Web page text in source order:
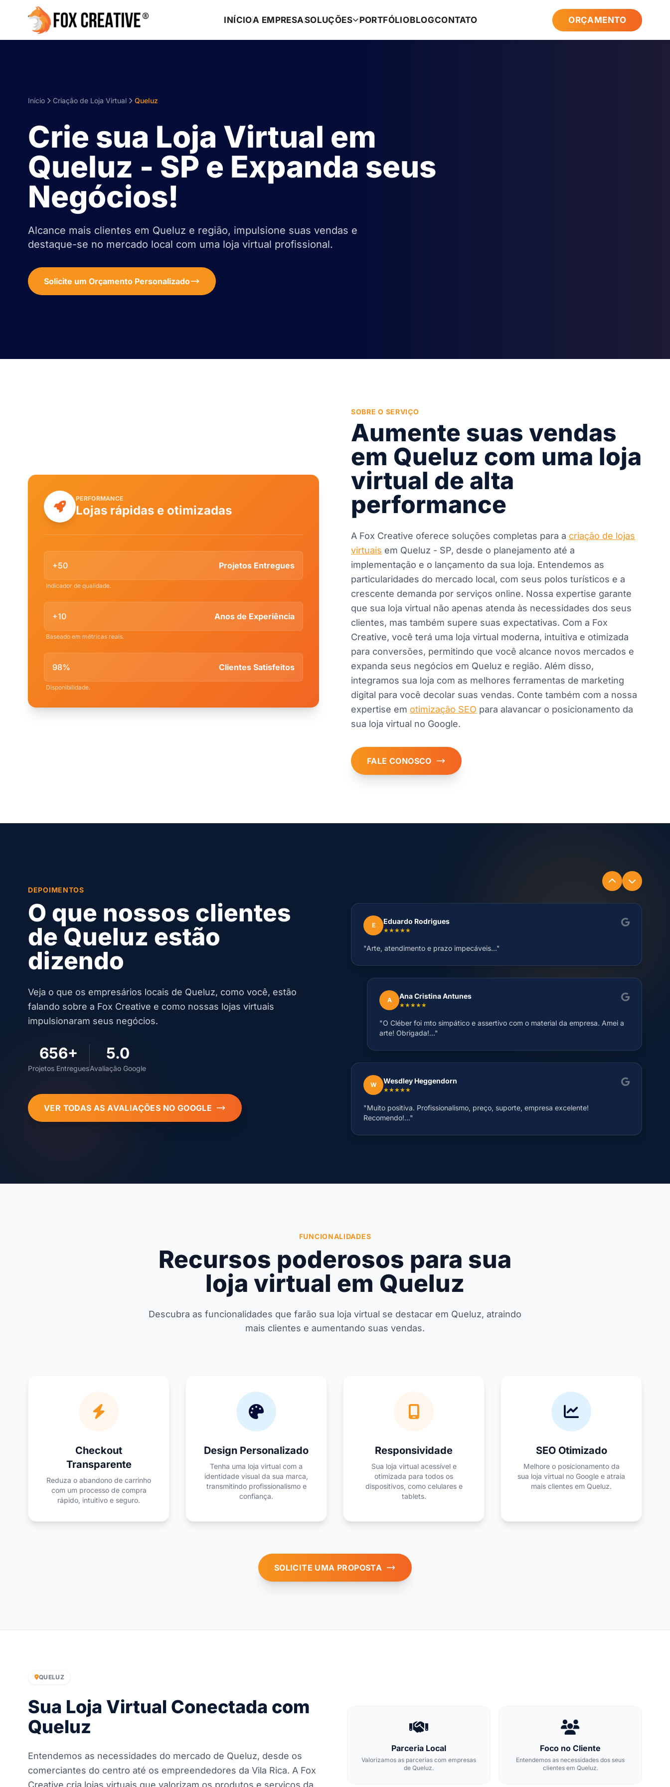
INÍCIOA EMPRESASOLUÇÕES PORTFÓLIOBLOGCONTATO ORÇAMENTO
Início Criação de Loja Virtual Queluz
Crie sua Loja Virtual em
Queluz - SP e Expanda seus
Negócios!
Alcance mais clientes em Queluz e região, impulsione suas vendas e
destaque-se no mercado local com uma loja virtual profissional.
Solicite um Orçamento Personalizado
SOBRE O SERVIÇO
Aumente suas vendas
em Queluz com uma loja
virtual de alta
performance
A Fox Creative oferece soluções completas para a criação de lojas
virtuais em Queluz - SP, desde o planejamento até a
implementação e o lançamento da sua loja. Entendemos as
particularidades do mercado local, com seus polos turísticos e a
crescente demanda por serviços online. Nossa expertise garante
que sua loja virtual não apenas atenda às necessidades dos seus
clientes, mas também supere suas expectativas. Com a Fox
Creative, você terá uma loja virtual moderna, intuitiva e otimizada
para conversões, permitindo que você alcance novos mercados e
expanda seus negócios em Queluz e região. Além disso,
integramos sua loja com as melhores ferramentas de marketing
digital para você decolar suas vendas. Conte também com a nossa
expertise em otimização SEO para alavancar o posicionamento da
sua loja virtual no Google.
FALE CONOSCO
PERFORMANCE
Lojas rápidas e otimizadas
+50 Projetos Entregues
Indicador de qualidade.
+10 Anos de Experiência
Baseado em métricas reais.
98% Clientes Satisfeitos
Disponibilidade.
DEPOIMENTOS
O que nossos clientes
de Queluz estão
dizendo
Veja o que os empresários locais de Queluz, como você, estão
falando sobre a Fox Creative e como nossas lojas virtuais
impulsionaram seus negócios.
656+
Projetos Entregues
5.0
Avaliação Google
VER TODAS AS AVALIAÇÕES NO GOOGLE
E Eduardo Rodrigues
★★★★★
"Arte, atendimento e prazo impecáveis..."
A Ana Cristina Antunes
★★★★★
"O Cléber foi mto simpático e assertivo com o material da empresa. Amei a
arte! Obrigada!..."
W Wesdley Heggendorn
★★★★★
"Muito positiva. Profissionalismo, preço, suporte, empresa excelente!
Recomendo!..."
FUNCIONALIDADES
Recursos poderosos para sua
loja virtual em Queluz
Descubra as funcionalidades que farão sua loja virtual se destacar em Queluz, atraindo
mais clientes e aumentando suas vendas.
Checkout
Transparente
Reduza o abandono de carrinho
com um processo de compra
rápido, intuitivo e seguro.
Design Personalizado
Tenha uma loja virtual com a
identidade visual da sua marca,
transmitindo profissionalismo e
confiança.
Responsividade
Sua loja virtual acessível e
otimizada para todos os
dispositivos, como celulares e
tablets.
SEO Otimizado
Melhore o posicionamento da
sua loja virtual no Google e atraia
mais clientes em Queluz.
SOLICITE UMA PROPOSTA
QUELUZ
Sua Loja Virtual Conectada com
Queluz
Entendemos as necessidades do mercado de Queluz, desde os
comerciantes do centro até os empreendedores da Vila Rica. A Fox
Creative cria lojas virtuais que valorizam os produtos e serviços da
Parceria Local
Valorizamos as parcerias com empresas
de Queluz.
Foco no Cliente
Entendemos as necessidades dos seus
clientes em Queluz.